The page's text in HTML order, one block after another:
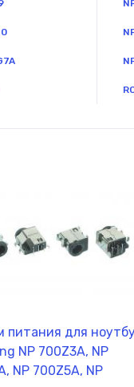
питания для
NP 700Z3A, NP
NP 700Z5A, NP